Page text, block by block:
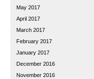
May 2017
April 2017
March 2017
February 2017
January 2017
December 2016
November 2016